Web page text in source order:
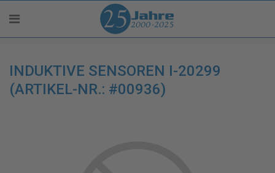
INDUKTIVE SENSOREN I-20299
(ARTIKEL-NR.: #00936)